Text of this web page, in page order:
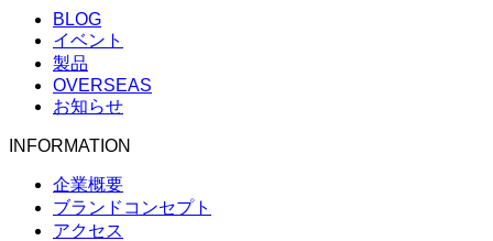
BLOG
イベント
製品
OVERSEAS
お知らせ
INFORMATION
企業概要
ブランドコンセプト
アクセス